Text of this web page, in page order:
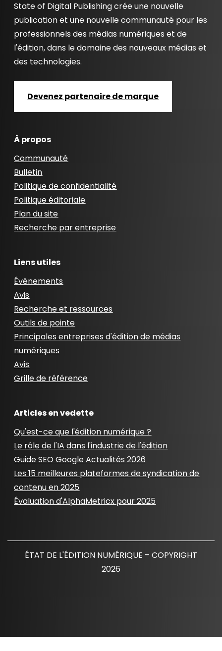
State of Digital Publishing crée une nouvelle
publication et une nouvelle communauté pour les
professionnels des médias numériques et de
l'édition, dans le domaine des nouveaux médias et
des technologies.
Devenez partenaire de marque
À propos
Communauté
Bulletin
Politique de confidentialité
Politique éditoriale
Plan du site
Recherche par entreprise
Liens utiles
Événements
Avis
Recherche et ressources
Outils de pointe
Principales entreprises d'édition de médias
numériques
Avis
Grille de référence
Articles en vedette
Qu'est-ce que l'édition numérique ?
Le rôle de l'IA dans l'industrie de l'édition
Guide SEO Google Actualités 2026
Les 15 meilleures plateformes de syndication de
contenu en 2025
Évaluation d'AlphaMetricx pour 2025
ÉTAT DE L'ÉDITION NUMÉRIQUE – COPYRIGHT
2026